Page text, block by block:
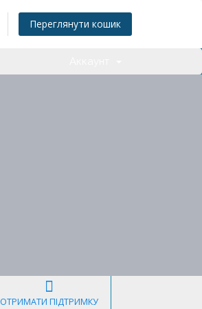
Переглянути кошик
ОТРИМАТИ ПІДТРИМКУ